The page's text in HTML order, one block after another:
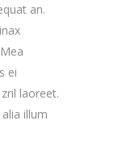
an.
ei
laoreet.
illum